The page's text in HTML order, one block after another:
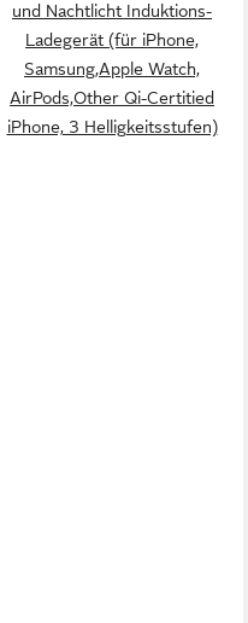
und Nachtlicht Induktions-
Ladegerät (für iPhone,
Samsung,Apple Watch,
AirPods,Other Qi-Certitied
iPhone, 3 Helligkeitsstufen)